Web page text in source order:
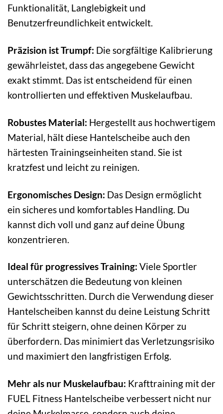
Funktionalität, Langlebigkeit und
Benutzerfreundlichkeit entwickelt.
Präzision ist Trumpf: Die sorgfältige Kalibrierung
gewährleistet, dass das angegebene Gewicht
exakt stimmt. Das ist entscheidend für einen
kontrollierten und effektiven Muskelaufbau.
Robustes Material: Hergestellt aus hochwertigem
Material, hält diese Hantelscheibe auch den
härtesten Trainingseinheiten stand. Sie ist
kratzfest und leicht zu reinigen.
Ergonomisches Design: Das Design ermöglicht
ein sicheres und komfortables Handling. Du
kannst dich voll und ganz auf deine Übung
konzentrieren.
Ideal für progressives Training: Viele Sportler
unterschätzen die Bedeutung von kleinen
Gewichtsschritten. Durch die Verwendung dieser
Hantelscheiben kannst du deine Leistung Schritt
für Schritt steigern, ohne deinen Körper zu
überfordern. Das minimiert das Verletzungsrisiko
und maximiert den langfristigen Erfolg.
Mehr als nur Muskelaufbau: Krafttraining mit der
FUEL Fitness Hantelscheibe verbessert nicht nur